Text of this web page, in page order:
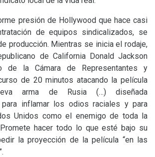
presión de Hollywood que hace casi
de equipos sindicalizados, se
producción. Mientras se inicia el rodaje,
de California Donald Jackson
de la Cámara de Representantes y
de 20 minutos atacando la película
arma de Rusia (…) diseñada
para inflamar los odios raciales y para
Unidos como el enemigo de toda la
hacer todo lo que esté bajo su
la proyección de la película “en las